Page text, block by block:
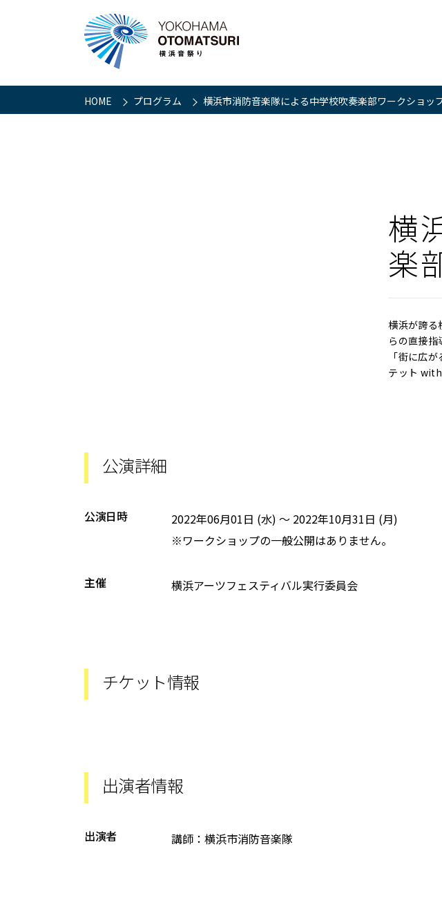
HOME プログラム 横浜市消防音楽隊による中学校吹奏楽部ワークショッ
横
楽
横浜が誇る
らの直接指
「街に広
テット with
公演詳細
公演日時 2022年06月01日 (水) ～ 2022年10月31日 (月)
※ワークショップの一般公開はありません。
主催 横浜アーツフェスティバル実行委員会
チケット情報
出演者情報
出演者 講師：横浜市消防音楽隊